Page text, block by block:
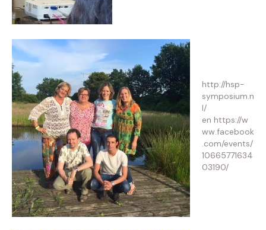
http://hsp-
symposium.n
l/
en https://w
ww.facebook
.com/events/
10665771634
03190/